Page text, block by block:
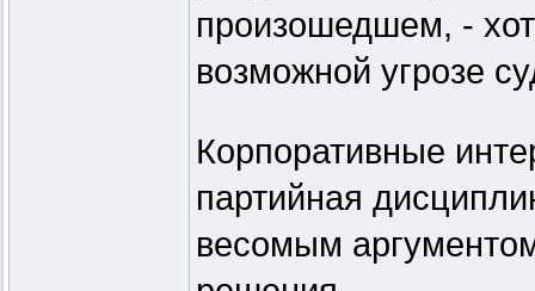
произошедшем, -
возможной угрозе
Корпоративные
партийная
весомым